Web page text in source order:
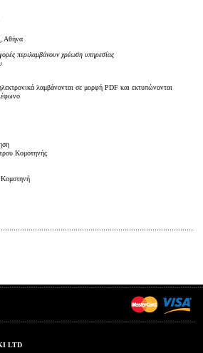
Αθήνα
περιλαμβάνουν χρέωση υπηρεσίας
λαμβάνονται σε μορφή PDF και εκτυπώνονται
Κομοτηνής
LTD